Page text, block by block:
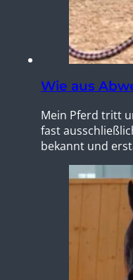
Wie aus
Mein Pferd tritt
fast
bekannt und